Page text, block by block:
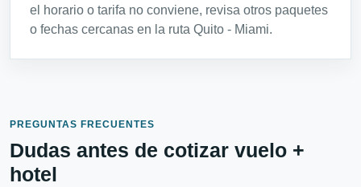
el horario o tarifa no conviene, revisa otros paquetes
o fechas cercanas en la ruta Quito - Miami.
PREGUNTAS FRECUENTES
Dudas antes de cotizar vuelo +
hotel